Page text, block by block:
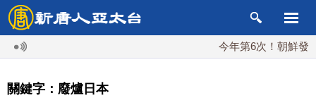
今年第6次！朝鮮發
關鍵字：廢爐日本